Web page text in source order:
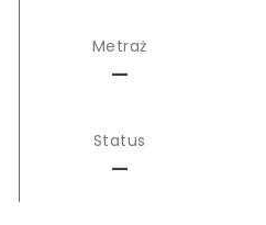
Metraż
—
Status
—